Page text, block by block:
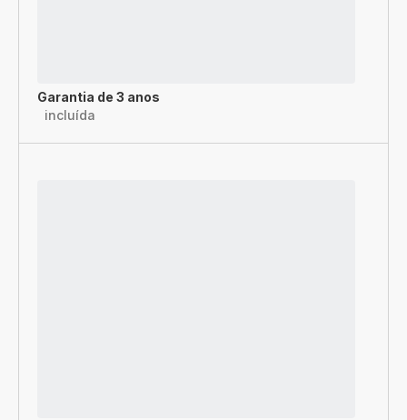
Garantia de 3 anos
incluída